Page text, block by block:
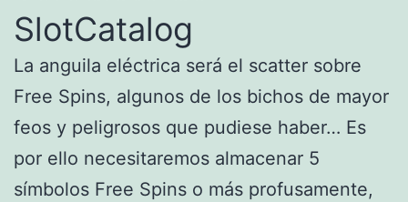
SlotCatalog
La anguila eléctrica será el scatter sobre
Free Spins, algunos de los bichos de mayor
feos y peligrosos que pudiese haber… Es
por ello necesitaremos almacenar 5
símbolos Free Spins o más profusamente,